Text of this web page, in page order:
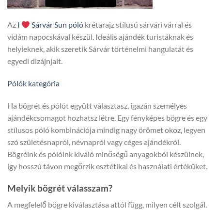
Az I Sárvár Sun póló krétarajz stílusú sárvári várral és
vidám napocskával készül. Ideális ajándék turistáknak és
helyieknek, akik szeretik Sárvár történelmi hangulatát és
egyedi dizájnjait.
Pólók kategória
Ha bögrét és pólót együtt választasz, igazán személyes
ajándékcsomagot hozhatsz létre. Egy fényképes bögre és egy
stílusos póló kombinációja mindig nagy örömet okoz, legyen
szó születésnapról, névnapról vagy céges ajándékról.
Bögréink és pólóink kiváló minőségű anyagokból készülnek,
így hosszú távon megőrzik esztétikai és használati értéküket.
Melyik bögrét válasszam?
A megfelelő bögre kiválasztása attól függ, milyen célt szolgál.